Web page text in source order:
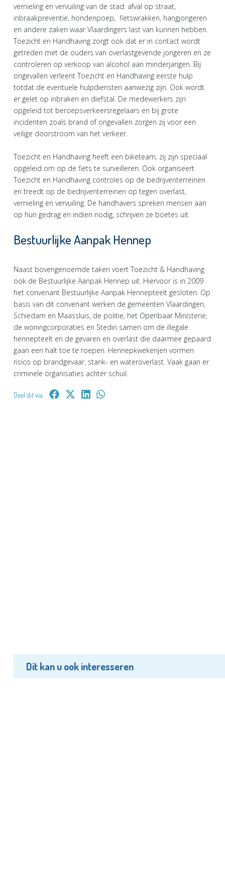
vernieling en vervuiling van de stad: afval op straat,
inbraakpreventie, hondenpoep, fietswrakken, hangjongeren
en andere zaken waar Vlaardingers last van kunnen hebben.
Toezicht en Handhaving zorgt ook dat er in contact wordt
getreden met de ouders van overlastgevende jongeren en ze
controleren op verkoop van alcohol aan minderjarigen. Bij
ongevallen verleent Toezicht en Handhaving eerste hulp
totdat de eventuele hulpdiensten aanwezig zijn. Ook wordt
er gelet op inbraken en diefstal. De medewerkers zijn
opgeleid tot beroepsverkeersregelaars en bij grote
incidenten zoals brand of ongevallen zorgen zij voor een
veilige doorstroom van het verkeer.
Toezicht en Handhaving heeft een biketeam, zij zijn speciaal
opgeleid om op de fiets te surveilleren. Ook organiseert
Toezicht en Handhaving controles op de bedrijventerreinen
en treedt op de bedrijventerreinen op tegen overlast,
vernieling en vervuiling. De handhavers spreken mensen aan
op hun gedrag en indien nodig, schrijven ze boetes uit.
Bestuurlijke Aanpak Hennep
Naast bovengenoemde taken voert Toezicht & Handhaving
ook de Bestuurlijke Aanpak Hennep uit. Hiervoor is in 2009
het convenant Bestuurlijke Aanpak Hennepteelt gesloten. Op
basis van dit convenant werken de gemeenten Vlaardingen,
Schiedam en Maassluis, de politie, het Openbaar Ministerie,
de woningcorporaties en Stedin samen om de illegale
hennepteelt en de gevaren en overlast die daarmee gepaard
gaan een halt toe te roepen. Hennepkwekerijen vormen
risico op brandgevaar, stank- en wateroverlast. Vaak gaan er
criminele organisaties achter schuil.
Deel dit via:
Dit kan u ook interesseren